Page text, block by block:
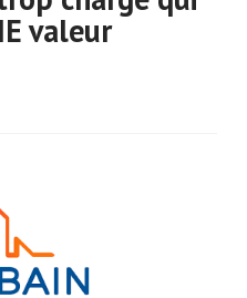
valeur